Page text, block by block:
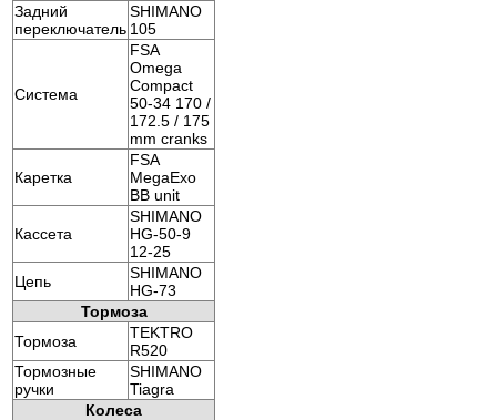
Задний
переключатель
SHIMANO
105
Система
FSA
Omega
Compact
50-34 170 /
172.5 / 175
mm cranks
Каретка
FSA
MegaExo
BB unit
Кассета
SHIMANO
HG-50-9
12-25
Цепь
SHIMANO
HG-73
Тормоза
Тормоза
TEKTRO
R520
Тормозные
ручки
SHIMANO
Tiagra
Колеса